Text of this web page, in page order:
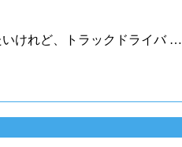
いけれど、トラックドライバ …